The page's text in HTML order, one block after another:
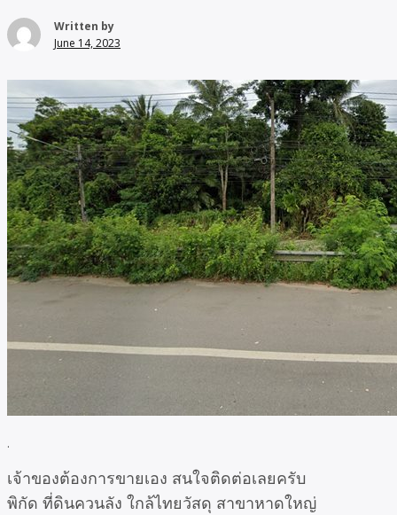
Written by
June 14, 2023
.
เจ้าของต้องการขายเอง สนใจติดต่อเลยครับ
พิกัด ที่ดินควนลัง ใกล้ไทยวัสดุ สาขาหาดใหญ่